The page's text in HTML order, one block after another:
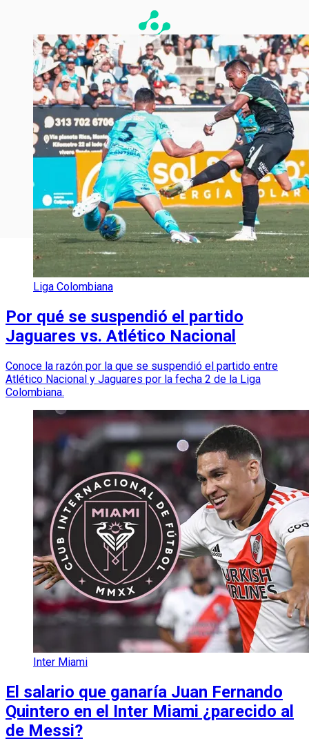
Liga Colombiana
Por qué se suspendió el partido
Jaguares vs. Atlético Nacional
Conoce la razón por la que se suspendió el partido entre
Atlético Nacional y Jaguares por la fecha 2 de la Liga
Colombiana.
Inter Miami
El salario que ganaría Juan Fernando
Quintero en el Inter Miami ¿parecido al
de Messi?